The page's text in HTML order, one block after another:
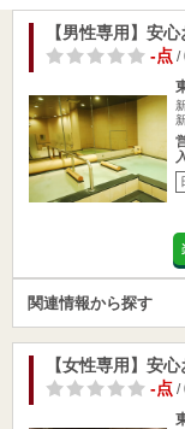
【男性専用】安
-点/
関連情報から探す
【女性専用】安
-点/